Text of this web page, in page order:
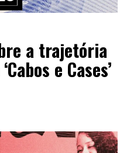
a trajetória
e Cases’